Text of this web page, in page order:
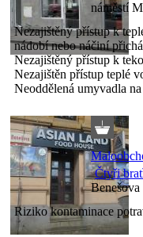
náměstí
Nezajištěný přístup k
nádobí nebo náčiní
Nezajištěný přístup k
Nezajištěn přístup teplé
Neoddělená umyvadla
Čtyři
Riziko kontaminace